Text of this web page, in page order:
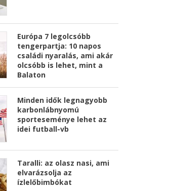
Európa 7 legolcsóbb
tengerpartja: 10 napos
családi nyaralás, ami akár
olcsóbb is lehet, mint a
Balaton
Minden idők legnagyobb
karbonlábnyomú
sporteseménye lehet az
idei futball-vb
Taralli: az olasz nasi, ami
elvarázsolja az
ízlelőbimbókat